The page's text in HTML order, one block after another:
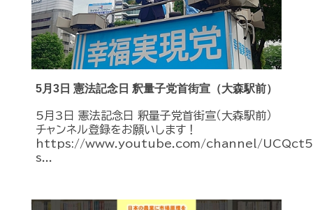
5月3日 憲法記念日 釈量子党首街宣（大森駅前）
5月3日 憲法記念日 釈量子党首街宣（大森駅前）
チャンネル登録をお願いします！
https://www.youtube.com/channel/
s...